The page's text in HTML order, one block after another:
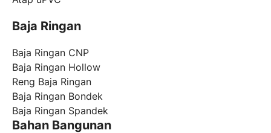
Baja Ringan
Baja Ringan CNP
Baja Ringan Hollow
Reng Baja Ringan
Baja Ringan Bondek
Baja Ringan Spandek
Bahan Bangunan